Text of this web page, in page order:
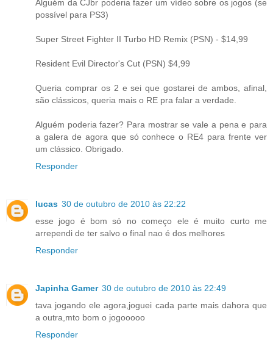
Alguém da CJbr poderia fazer um vídeo sobre os jogos (se
possível para PS3)
Super Street Fighter II Turbo HD Remix (PSN) - $14,99
Resident Evil Director's Cut (PSN) $4,99
Queria comprar os 2 e sei que gostarei de ambos, afinal,
são clássicos, queria mais o RE pra falar a verdade.
Alguém poderia fazer? Para mostrar se vale a pena e para
a galera de agora que só conhece o RE4 para frente ver
um clássico. Obrigado.
Responder
lucas 30 de outubro de 2010 às 22:22
esse jogo é bom só no começo ele é muito curto me
arrependi de ter salvo o final nao é dos melhores
Responder
Japinha Gamer 30 de outubro de 2010 às 22:49
tava jogando ele agora,joguei cada parte mais dahora que
a outra,mto bom o jogooooo
Responder